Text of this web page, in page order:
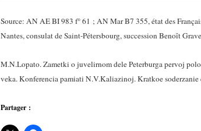
Source: AN AE BI 983 f° 61 ; AN Mar B7 355, état des
Nantes, consulat de Saint-Pétersbourg, succession Benoît
M.N.Lopato. Zametki o juvelirnom dele Peterburga pervoj
veka. Konferencia pamiati N.V.Kaliazinoj. Kratkoe soderzanie
Partager :